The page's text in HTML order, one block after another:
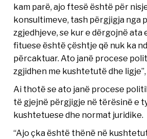
kam parë, ajo ftesë është për
konsultimeve, tash përgjigja nga
zgjedhjeve, se kur e dërgojnë ata
fituese është çështje që nuk ka
përcaktuar. Ato janë procese
zgjidhen me kushtetutë dhe
Ai thotë se ato janë procese
të gjejnë përgjigje në tërësinë e
kushtetuese dhe normat juridike.
“Ajo çka është thënë në